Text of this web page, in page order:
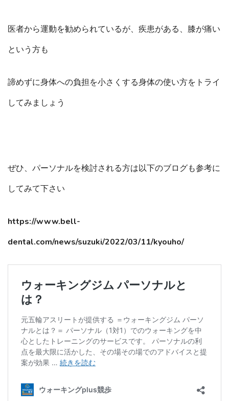
医者から運動を勧められているが、疾患がある、膝が痛い
という方も
諦めずに身体への負担を小さくする身体の使い方をトライ
してみましょう
ぜひ、パーソナルを検討される方は以下のブログも参考に
してみて下さい
https://www.bell-
dental.com/news/suzuki/2022/03/11/kyouho/